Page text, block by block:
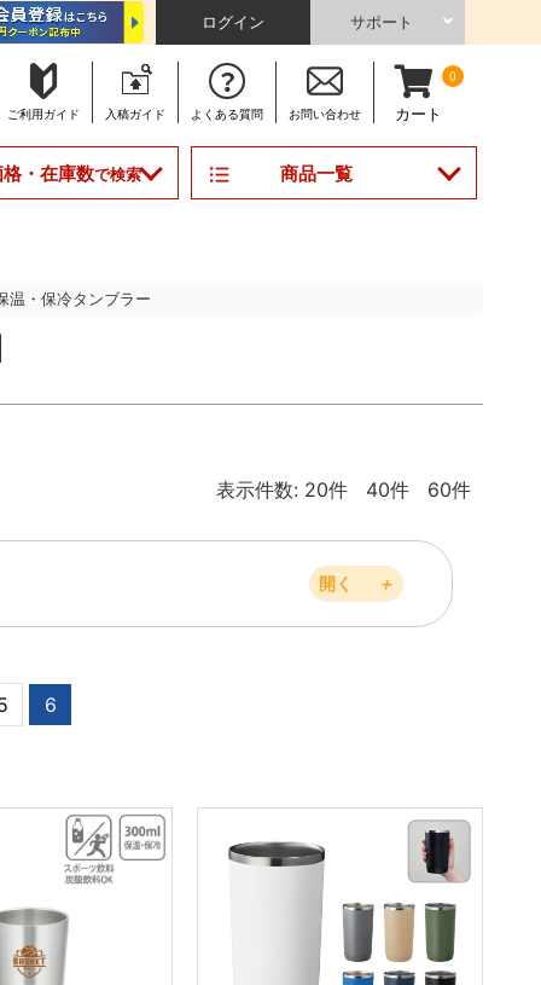
ログイン サポート
ご利用ガイド 入稿ガイド よくある質問 お問い合わせ
0
カート
・在庫数で検索 商品一覧
温・保冷タンブラー
表示件数: 20件 40件 60件
開く ＋
6